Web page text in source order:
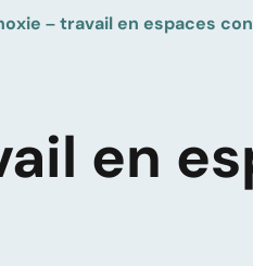
– travail en espaces
en